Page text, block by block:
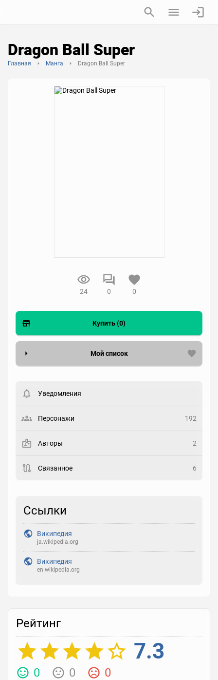
Dragon Ball Super
Главная Манга Dragon Ball Super
24 0 0
Купить (0)
Мой список
Статус
Рейтинг
Выберите реакцию
Уведомления
Персонажи 192
Авторы 2
Связанное 6
Ссылки
Википедия
ja.wikipedia.org
Википедия
en.wikipedia.org
Рейтинг
7.3
0 0 0